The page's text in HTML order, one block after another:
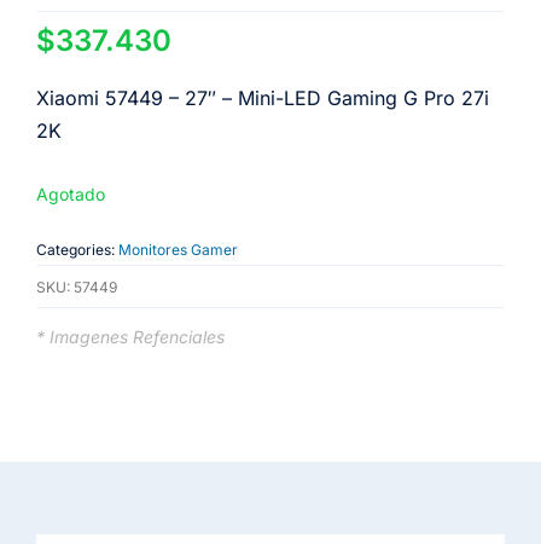
$337.430
Xiaomi 57449 – 27″ – Mini-LED Gaming G Pro 27i
2K
Agotado
Categories: Monitores Gamer
SKU: 57449
* Imagenes Refenciales